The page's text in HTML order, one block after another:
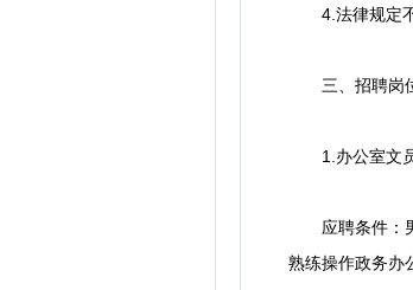
4.法律规定不
三、招聘岗
1.办公室文
应聘条件：男
熟练操作政务办